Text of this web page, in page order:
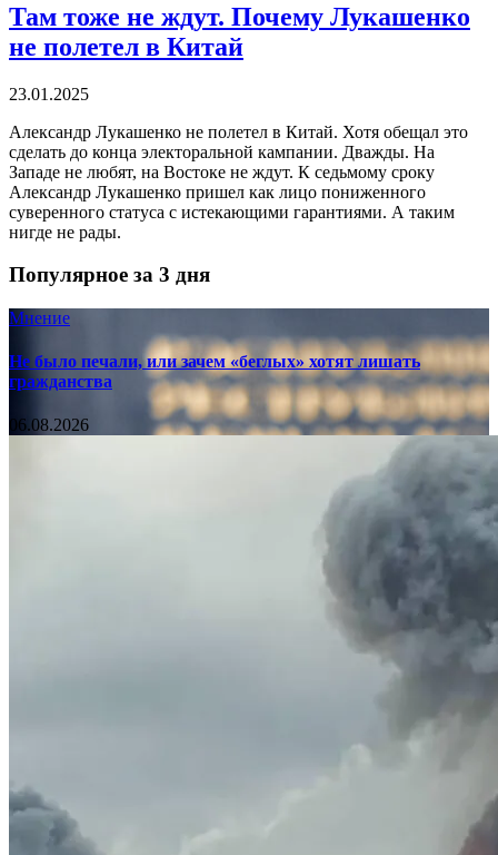
Там тоже не ждут. Почему Лукашенко
не полетел в Китай
23.01.2025
Александр Лукашенко не полетел в Китай. Хотя обещал это
сделать до конца электоральной кампании. Дважды. На
Западе не любят, на Востоке не ждут. К седьмому сроку
Александр Лукашенко пришел как лицо пониженного
суверенного статуса с истекающими гарантиями. А таким
нигде не рады.
Популярное за 3 дня
Мнение
Не было печали, или зачем «беглых» хотят лишать
гражданства
06.08.2026